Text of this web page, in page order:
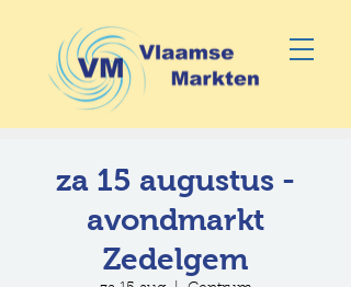
za 15 augustus -
avondmarkt
Zedelgem